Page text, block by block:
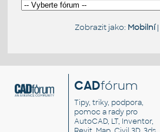
Zobrazit jako: Mobilní|
CADfórum
Tipy, triky, podpora,
pomoc a rady pro
AutoCAD, LT, Inventor,